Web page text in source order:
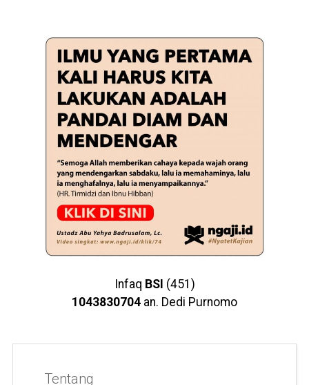
Infaq BSI (451)
1043830704 an. Dedi Purnomo
Tentang